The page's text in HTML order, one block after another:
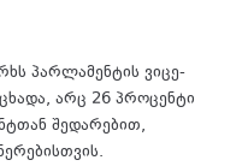
პარლამენტის ვიცე-
არც 26 პროცენტი
შედარებით,